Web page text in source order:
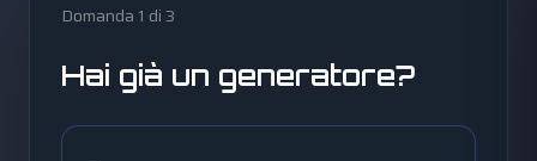
Domanda 1 di 3
Hai già un generatore?